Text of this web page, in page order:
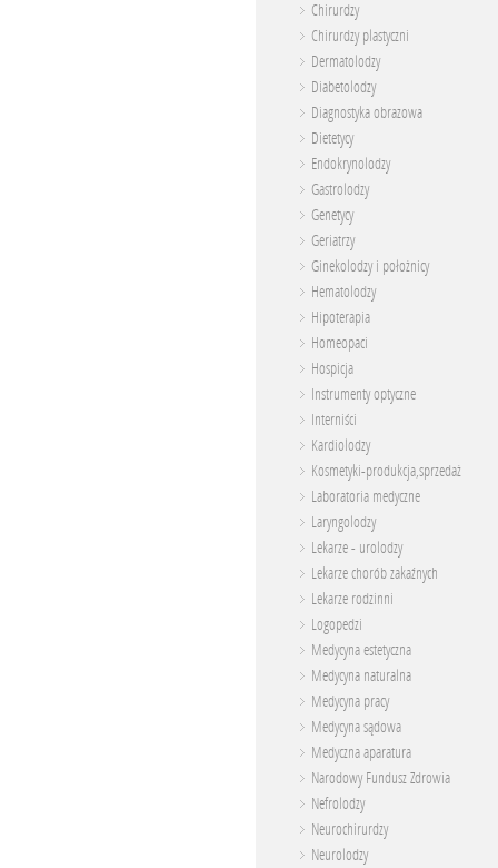
Chirurdzy
Chirurdzy plastyczni
Dermatolodzy
Diabetolodzy
Diagnostyka obrazowa
Dietetycy
Endokrynolodzy
Gastrolodzy
Genetycy
Geriatrzy
Ginekolodzy i położnicy
Hematolodzy
Hipoterapia
Homeopaci
Hospicja
Instrumenty optyczne
Interniści
Kardiolodzy
Kosmetyki-produkcja,sprzedaż
Laboratoria medyczne
Laryngolodzy
Lekarze - urolodzy
Lekarze chorób zakaźnych
Lekarze rodzinni
Logopedzi
Medycyna estetyczna
Medycyna naturalna
Medycyna pracy
Medycyna sądowa
Medyczna aparatura
Narodowy Fundusz Zdrowia
Nefrolodzy
Neurochirurdzy
Neurolodzy